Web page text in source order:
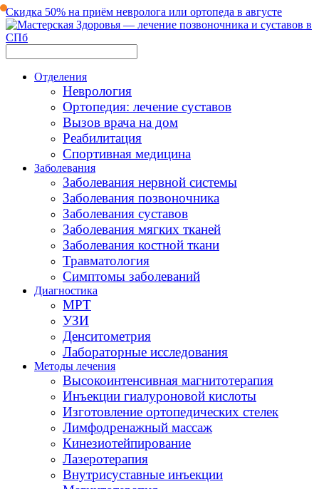
Скидка 50% на приём невролога или ортопеда в августе
Отделения
Неврология
Ортопедия: лечение суставов
Вызов врача на дом
Реабилитация
Спортивная медицина
Заболевания
Заболевания нервной системы
Заболевания позвоночника
Заболевания суставов
Заболевания мягких тканей
Заболевания костной ткани
Травматология
Симптомы заболеваний
Диагностика
МРТ
УЗИ
Денситометрия
Лабораторные исследования
Методы лечения
Высокоинтенсивная магнитотерапия
Инъекции гиалуроновой кислоты
Изготовление ортопедических стелек
Лимфодренажный массаж
Кинезиотейпирование
Лазеротерапия
Внутрисуставные инъекции